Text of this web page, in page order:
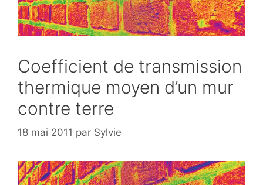
Coefficient de transmission
thermique moyen d’un mur
contre terre
18 mai 2011 par Sylvie